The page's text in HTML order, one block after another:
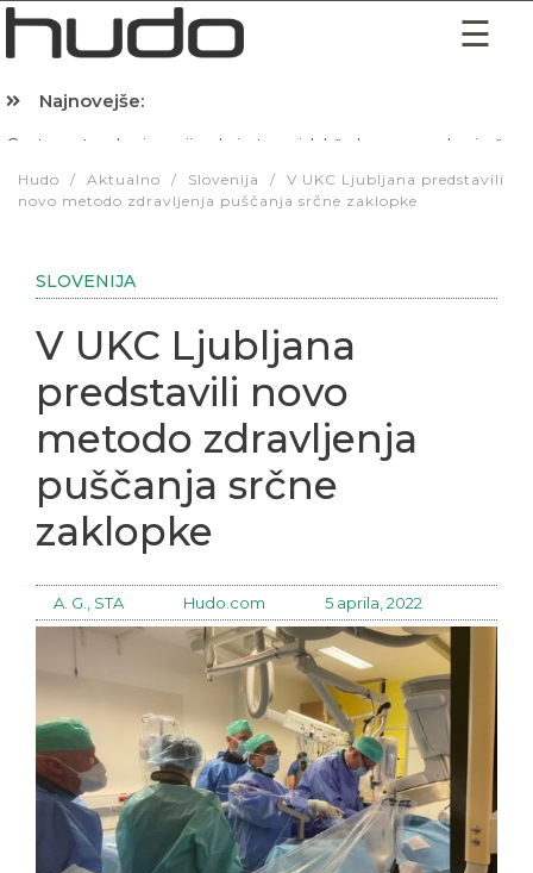
Najnovejše:
novo metodo zdravljenja puščanja srčne zaklopke
V UKC Ljubljana
predstavili novo
metodo zdravljenja
puščanja srčne
zaklopke
A. G., STA Hudo.com 5 aprila, 2022